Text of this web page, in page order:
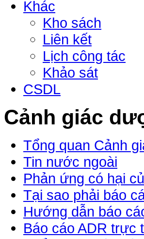
Khác
Kho sách
Liên kết
Lịch công tác
Khảo sát
CSDL
Cảnh giác
Tổng quan Cảnh
Tin nước ngoài
Phản ứng có hại
Tại sao phải báo
Hướng dẫn báo
Báo cáo ADR trực